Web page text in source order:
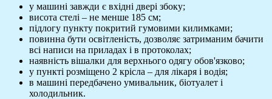
у машині завжди є вхідні двері збоку;
висота стелі – не менше 185 см;
підлогу пункту покритий гумовими килимками;
повинна бути освітленість, дозволяє затриманим бачити
всі написи на приладах і в протоколах;
наявність вішалки для верхнього одягу обов'язково;
у пункті розміщено 2 крісла – для лікаря і водія;
в машині передбачено умивальник, біотуалет і
холодильник.